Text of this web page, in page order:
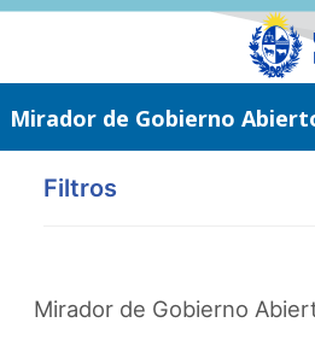
Saltar
Mirador de Gobierno
Filtros
Mirador de Gobierno